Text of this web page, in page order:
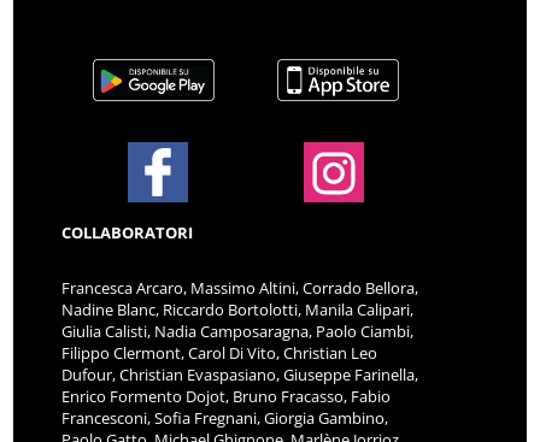
COLLABORATORI
Francesca Arcaro, Massimo Altini, Corrado Bellora,
Nadine Blanc, Riccardo Bortolotti, Manila Calipari,
Giulia Calisti, Nadia Camposaragna, Paolo Ciambi,
Filippo Clermont, Carol Di Vito, Christian Leo
Dufour, Christian Evaspasiano, Giuseppe Farinella,
Enrico Formento Dojot, Bruno Fracasso, Fabio
Francesconi, Sofia Fregnani, Giorgia Gambino,